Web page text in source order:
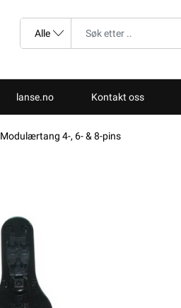
lanse.no Kontakt oss
Modulærtang 4-, 6- & 8-pins